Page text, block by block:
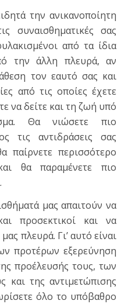
την ανικανοποίητη
συναισθηματικές σας
από τα ίδια
την άλλη πλευρά, αν
τον εαυτό σας και
από τις οποίες έχετε
να δείτε και τη ζωή υπό
Θα νιώσετε πιο
τις αντιδράσεις σας
παίρνετε περισσότερο
θα παραμένετε πιο
μας απαιτούν να
προσεκτικοί και να
πλευρά. Γι’ αυτό είναι
προτέρων εξερεύνηση
προέλευσής τους, των
και της αντιμετώπισης
όλο το υπόβαθρο